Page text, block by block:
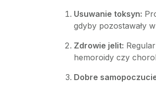
Usuwanie toksyn:
gdyby pozostawały
Zdrowie jelit:
hemoroidy czy
Dobre